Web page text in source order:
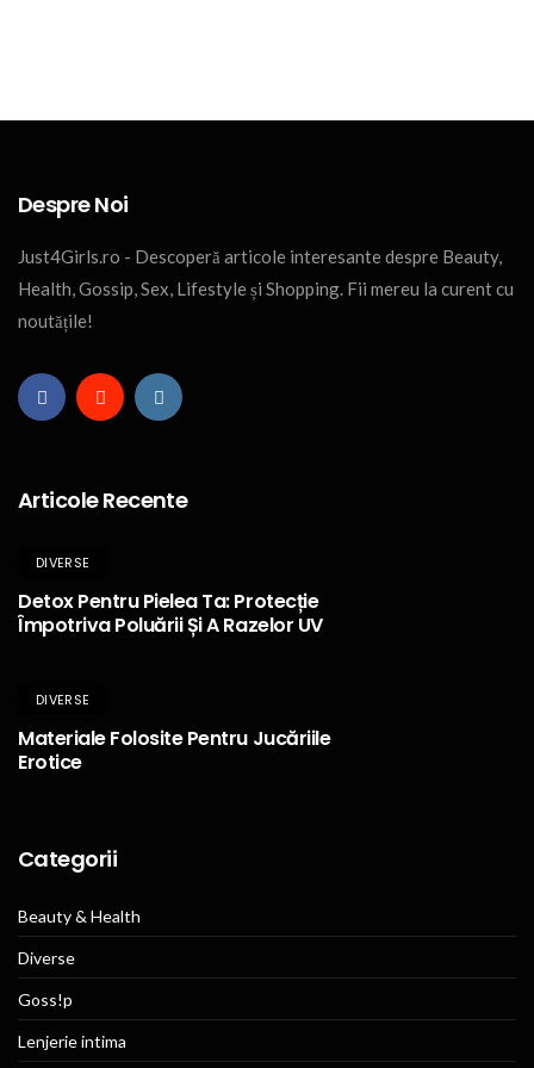
Despre Noi
Just4Girls.ro - Descoperă articole interesante despre Beauty,
Health, Gossip, Sex, Lifestyle și Shopping. Fii mereu la curent cu
noutățile!
Articole Recente
DIVERSE
Detox Pentru Pielea Ta: Protecție
Împotriva Poluării Și A Razelor UV
DIVERSE
Materiale Folosite Pentru Jucăriile
Erotice
Categorii
Beauty & Health
Diverse
Goss!p
Lenjerie intima